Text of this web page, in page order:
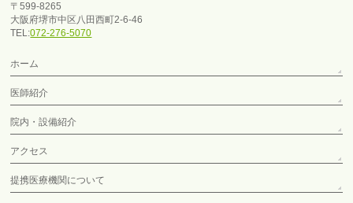
〒599-8265
大阪府堺市中区八田西町2-6-46
TEL:072-276-5070
ホーム
医師紹介
院内・設備紹介
アクセス
提携医療機関について